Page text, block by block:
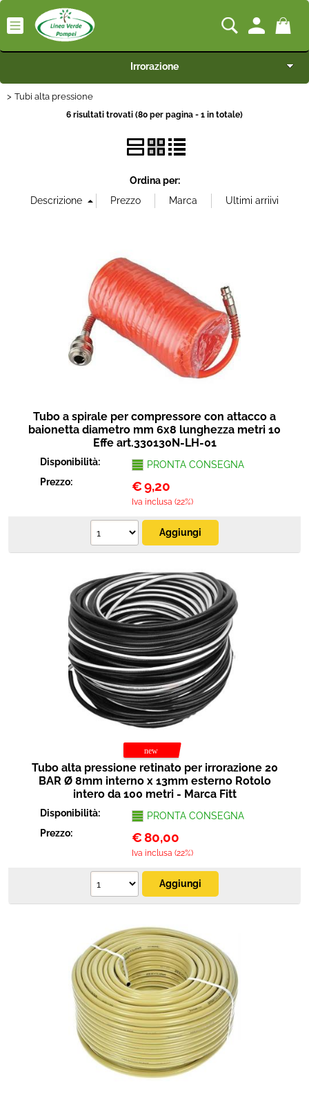
Categoria: Irrorazione
Macchine
Generatori
Irrorazione
Pompe idrauliche
Protezione
Pet Store
Ricambi
Tubi alta pressione
6 risultati trovati (80 per pagina - 1 in totale)
Ordina per:
Tubo a spirale per compressore con attacco a
baionetta diametro mm 6x8 lunghezza metri 10
Effe art.330130N-LH-01
Disponibilità:
PRONTA CONSEGNA
Prezzo:
€9,20
Iva inclusa (22%)
Tubo alta pressione retinato per irrorazione 20
BAR Ø 8mm interno x 13mm esterno Rotolo
intero da 100 metri - Marca Fitt
Disponibilità:
PRONTA CONSEGNA
Prezzo:
€80,00
Iva inclusa (22%)